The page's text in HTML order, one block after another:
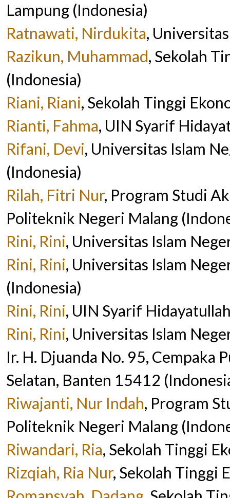
Lampung (Indonesia)
Ratnawati, Nirdukita,
Razikun, Muhammad, Sekolah
(Indonesia)
Riani, Riani, Sekolah Tinggi
Rianti, Fahma, UIN Syarif
Rifani, Devi, Universitas Islam
(Indonesia)
Rilah, Fitri Nur, Program Studi
Politeknik Negeri Malang
Rini, Rini, Universitas Islam
Rini, Rini, Universitas Islam
(Indonesia)
Rini, Rini, UIN Syarif
Rini, Rini, Universitas Islam
Ir. H. Djuanda No. 95, Cempaka
Selatan, Banten 15412
Riwajanti, Nur Indah, Program
Politeknik Negeri Malang
Riwandari, Ria, Sekolah Tinggi
Rizqiah, Ria Nur, Sekolah Tinggi